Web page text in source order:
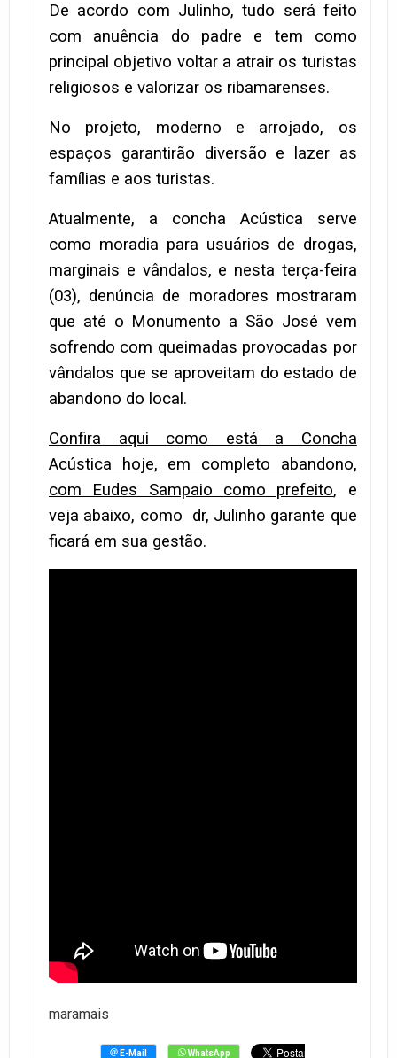
De acordo com Julinho, tudo será feito
com anuência do padre e tem como
principal objetivo voltar a atrair os turistas
religiosos e valorizar os ribamarenses.
No projeto, moderno e arrojado, os
espaços garantirão diversão e lazer as
famílias e aos turistas.
Atualmente, a concha Acústica serve
como moradia para usuários de drogas,
marginais e vândalos, e nesta terça-feira
(03), denúncia de moradores mostraram
que até o Monumento a São José vem
sofrendo com queimadas provocadas por
vândalos que se aproveitam do estado de
abandono do local.
Confira aqui como está a Concha
Acústica hoje, em completo abandono,
com Eudes Sampaio como prefeito, e
veja abaixo, como dr, Julinho garante que
ficará em sua gestão.
maramais